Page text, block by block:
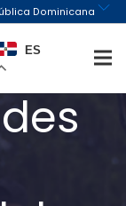
ES